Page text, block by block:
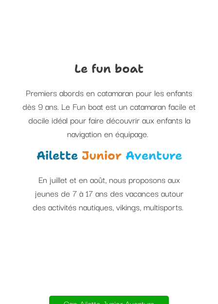
Le fun boat
Premiers abords en catamaran pour les enfants
dès 9 ans. Le Fun boat est un catamaran facile et
docile idéal pour faire découvrir aux enfants la
navigation en équipage.
Ailette Junior Aventure
En juillet et en août, nous proposons aux
jeunes de 7 à 17 ans des vacances autour
des activités nautiques, vikings, multisports.